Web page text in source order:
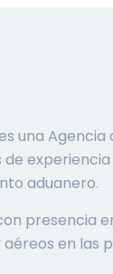
una
de
aduanero.
presencia
en las